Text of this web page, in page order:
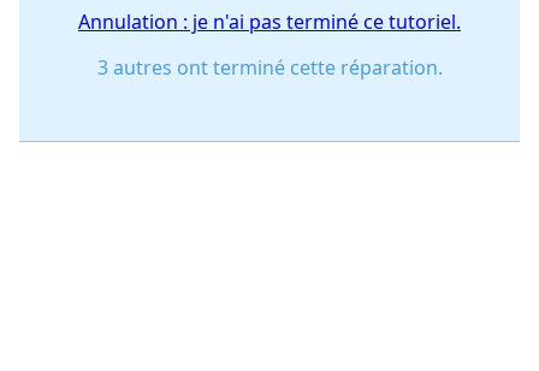
Annulation : je n'ai pas terminé ce tutoriel.
3 autres ont terminé cette réparation.